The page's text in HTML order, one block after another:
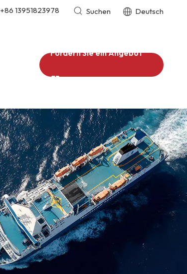
+86 13951823978 Suchen Deutsch
Fordern Sie ein Angebot
an